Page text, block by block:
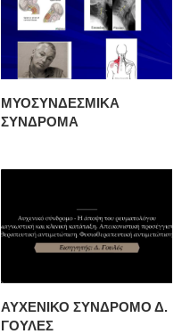
ΜΥΟΣΥΝΔΕΣΜΙΚΑ
ΣΥΝΔΡΟΜΑ
ΑΥΧΕΝΙΚΟ ΣΥΝΔΡΟΜΟ Δ.
ΓΟΥΛΕΣ